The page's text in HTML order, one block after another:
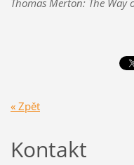
« Zpět
Kontakt